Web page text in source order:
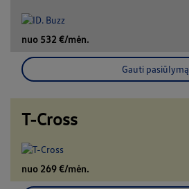
nuo 532 €/mėn.
Gauti pasiūlymą
T-Cross
nuo 269 €/mėn.